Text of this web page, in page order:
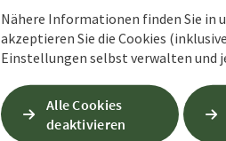
Nähere Informationen finden Sie in
akzeptieren Sie die Cookies
Einstellungen selbst verwalten und
Alle Cookies
deaktivieren